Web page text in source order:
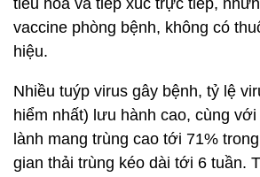
tiêu hóa và tiếp xúc trực tiếp,
vaccine phòng bệnh, không có
hiệu.
Nhiều tuýp virus gây bệnh, tỷ lệ
hiểm nhất) lưu hành cao, cùng
lành mang trùng cao tới 71%
gian thải trùng kéo dài tới 6 tuần.